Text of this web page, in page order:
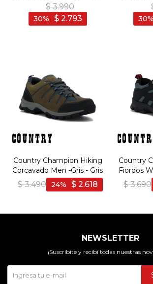
$ 3.990
$ 2.793
30 30
Country Champion Hiking
Corcavado Men -Gris - Gris
$ 3.490 $ 2.618
24
Country
Fiordos
Negro/
$ 3.690
NEWSLETTER
¡Suscribite y recibí todas nuestras